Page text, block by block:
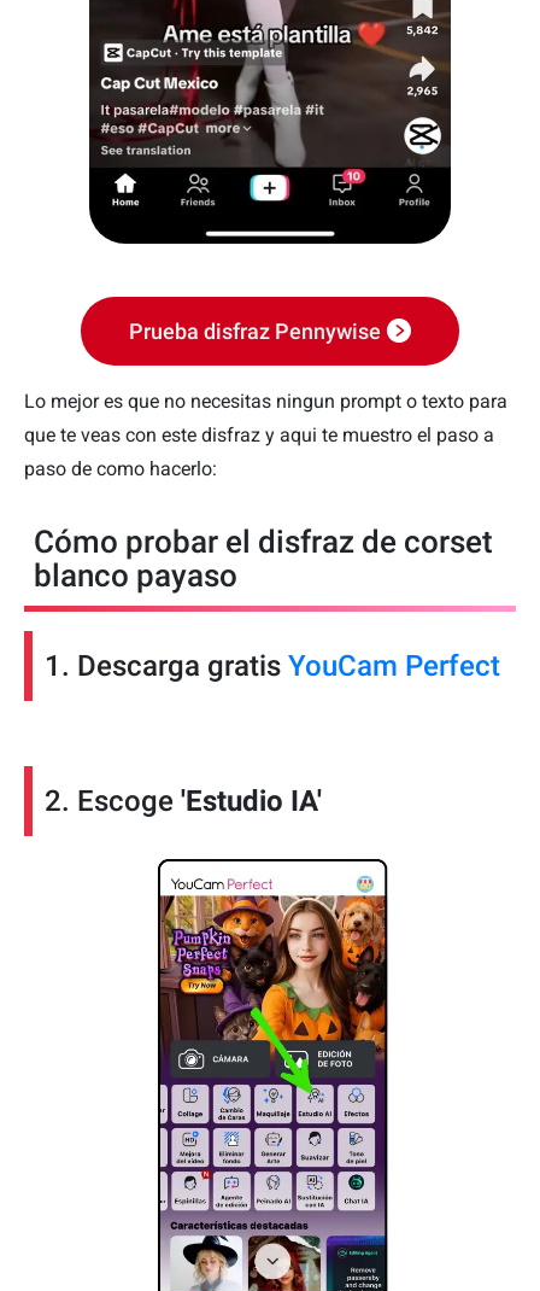
Prueba disfraz Pennywise
Lo mejor es que no necesitas ningun prompt o texto para
que te veas con este disfraz y aqui te muestro el paso a
paso de como hacerlo:
Cómo probar el disfraz de corset
blanco payaso
1. Descarga gratis YouCam Perfect
2. Escoge 'Estudio IA'